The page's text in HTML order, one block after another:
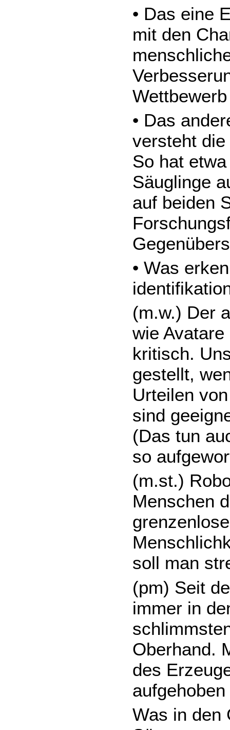
• Das eine
mit den
• Das
versteht
So hat
Säuglinge
auf beiden
• Was
(m.w.) Der
wie
kritisch.
gestellt,
Urteilen
sind
(Das tun
so
(m.st.)
Menschen
soll man
(pm) Seit
immer in
Oberhand.
des
Was in den